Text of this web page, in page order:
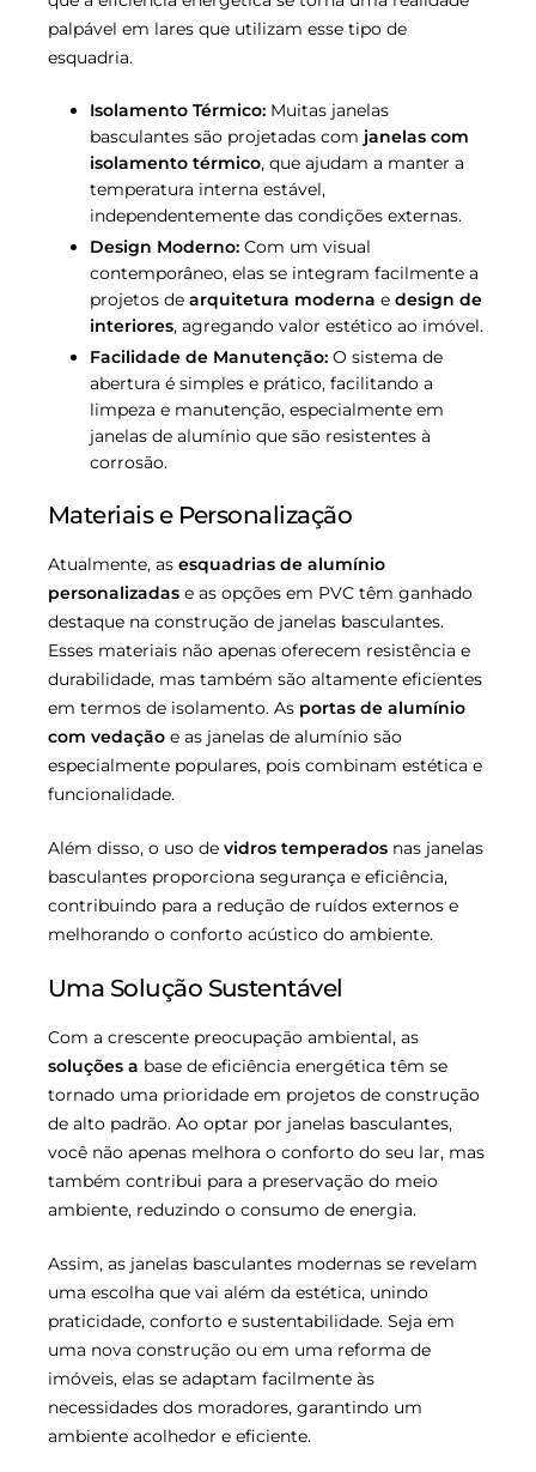
palpável em lares que utilizam esse tipo de
esquadria.
Isolamento Térmico: Muitas janelas
basculantes são projetadas com janelas com
isolamento térmico, que ajudam a manter a
temperatura interna estável,
independentemente das condições externas.
Design Moderno: Com um visual
contemporâneo, elas se integram facilmente a
projetos de arquitetura moderna e design de
interiores, agregando valor estético ao imóvel.
Facilidade de Manutenção: O sistema de
abertura é simples e prático, facilitando a
limpeza e manutenção, especialmente em
janelas de alumínio que são resistentes à
corrosão.
Materiais e Personalização
Atualmente, as esquadrias de alumínio
personalizadas e as opções em PVC têm ganhado
destaque na construção de janelas basculantes.
Esses materiais não apenas oferecem resistência e
durabilidade, mas também são altamente eficientes
em termos de isolamento. As portas de alumínio
com vedação e as janelas de alumínio são
especialmente populares, pois combinam estética e
funcionalidade.
Além disso, o uso de vidros temperados nas janelas
basculantes proporciona segurança e eficiência,
contribuindo para a redução de ruídos externos e
melhorando o conforto acústico do ambiente.
Uma Solução Sustentável
Com a crescente preocupação ambiental, as
soluções a base de eficiência energética têm se
tornado uma prioridade em projetos de construção
de alto padrão. Ao optar por janelas basculantes,
você não apenas melhora o conforto do seu lar, mas
também contribui para a preservação do meio
ambiente, reduzindo o consumo de energia.
Assim, as janelas basculantes modernas se revelam
uma escolha que vai além da estética, unindo
praticidade, conforto e sustentabilidade. Seja em
uma nova construção ou em uma reforma de
imóveis, elas se adaptam facilmente às
necessidades dos moradores, garantindo um
ambiente acolhedor e eficiente.